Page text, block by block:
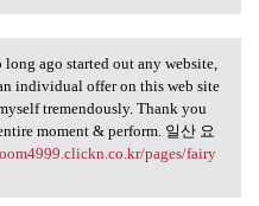
long ago
long ago started out any website,
individual offer on this web site
tremendously. Thank you
moment & perform. 일산 요
pages/fairy